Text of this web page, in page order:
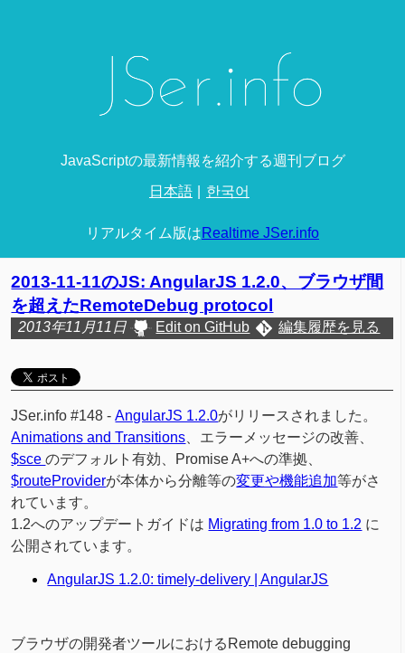
JavaScriptの最新情報を紹介する週刊ブログ
日本語 한국어
リアルタイム版はRealtime JSer.info
2013-11-11のJS: AngularJS 1.2.0、ブラウザ間
を超えたRemoteDebug protocol
2013年11月11日 Edit on GitHub 編集履歴を見る
JSer.info #148 -AngularJS 1.2.0がリリースされました。
Animations and Transitions 、エラーメッセージの改善、
$sceのデフォルト有効、Promise A+への準拠、
$routeProviderが本体から分離等の変更や機能追加等がさ
れています。
1.2へのアップデートガイドは Migrating from 1.0 to 1.2 に
公開されています。
AngularJS 1.2.0: timely-delivery | AngularJS
ブラウザの開発者ツールにおけるRemote debugging